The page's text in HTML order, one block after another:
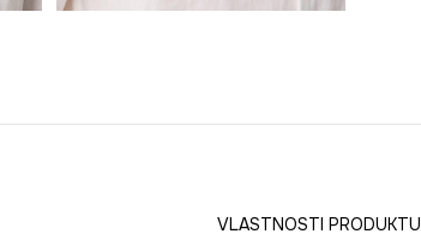
VLASTNOSTI PRODUKTU